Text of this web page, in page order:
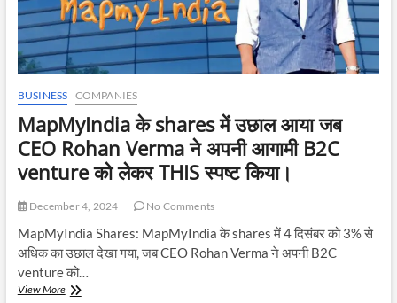
BUSINESS COMPANIES
MapMyIndia के shares में उछाल आया जब
CEO Rohan Verma ने अपनी आगामी B2C
venture को लेकर THIS स्पष्ट किया।
December 4, 2024 No Comments
MapMyIndia Shares: MapMyIndia के shares में 4 दिसंबर को 3% से
अधिक का उछाल देखा गया, जब CEO Rohan Verma ने अपनी B2C
venture को…
View MoreMapMyIndia